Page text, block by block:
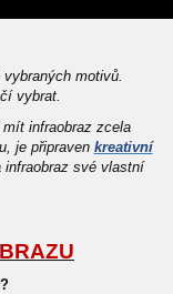
motivů.
vybrat.
infraobraz zcela
je připraven kreativní
infraobraz své vlastní